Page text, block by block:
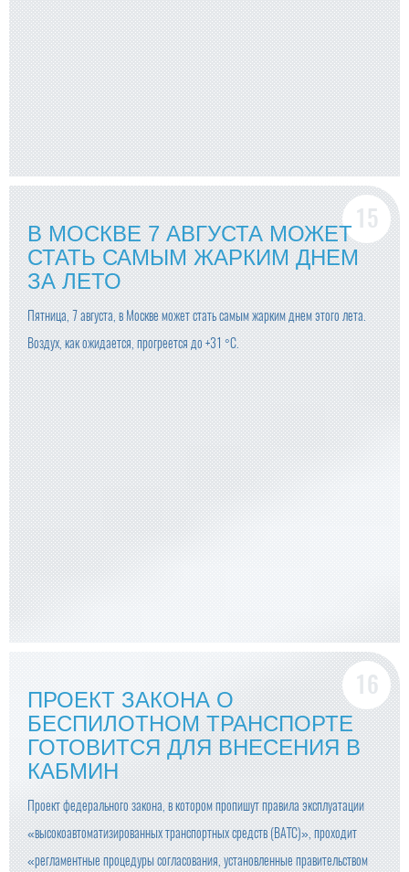
В МОСКВЕ 7 АВГУСТА МОЖЕТ
СТАТЬ САМЫМ ЖАРКИМ ДНЕМ
ЗА ЛЕТО
Пятница, 7 августа, в Москве может стать самым жарким днем этого лета.
Воздух, как ожидается, прогреется до +31 °С.
ПРОЕКТ ЗАКОНА О
БЕСПИЛОТНОМ ТРАНСПОРТЕ
ГОТОВИТСЯ ДЛЯ ВНЕСЕНИЯ В
КАБМИН
Проект федерального закона, в котором пропишут правила эксплуатации
«высокоавтоматизированных транспортных средств (ВАТС)», проходит
«регламентные процедуры согласования, установленные правительством